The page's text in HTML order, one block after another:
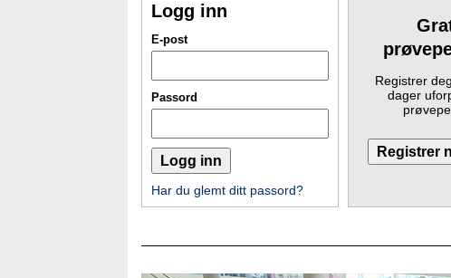
Logg inn
E-post
Passord
Har du glemt ditt passord?
Registrer
dager